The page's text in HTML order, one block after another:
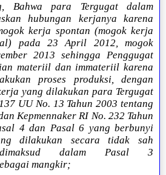
Bahwa para Tergugat dalam
hubungan kerjanya karena
kerja spontan (mogok kerja
pada 23 April 2012, mogok
2013 sehingga Penggugat
materiil dan immateriil karena
proses produksi, dengan
yang dilakukan para Tergugat
UU No. 13 Tahun 2003 tentang
Kepmennaker RI No. 232 Tahun
4 dan Pasal 6 yang berbunyi
dilakukan secara tidak sah
dimaksud dalam Pasal 3
mangkir;